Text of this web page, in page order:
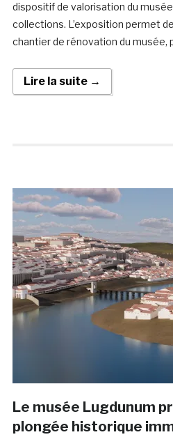
dispositif de valorisation du
collections. L’exposition permet
chantier de rénovation du musée,
Lire la suite →
Le musée Lugdunum
plongée historique